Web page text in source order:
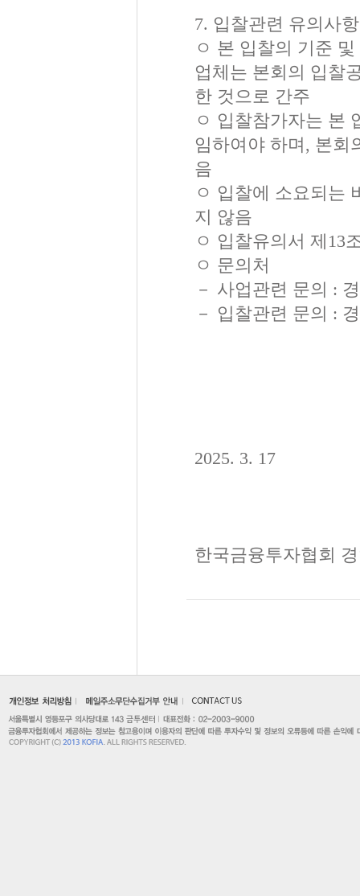
7. 입찰관련 유의사항
ㅇ 본 입찰의 기준
업체는 본회의 입찰
한 것으로 간주
ㅇ 입찰참가자는 본
임하여야 하며, 본회
음
ㅇ 입찰에 소요되는
지 않음
ㅇ 입찰유의서 제13
ㅇ 문의처
－ 사업관련 문의 :
－ 입찰관련 문의 :
2025. 3. 17
한국금융투자협회